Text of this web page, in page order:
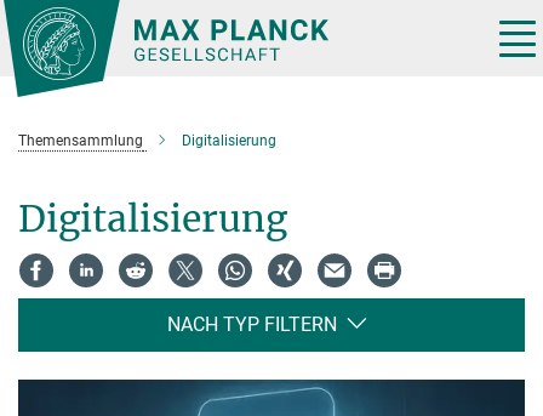
Hauptinhalt
Themensammlung Digitalisierung
Digitalisierung
NACH TYP FILTERN